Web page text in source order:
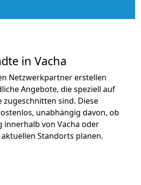
in Vacha
Netzwerkpartner erstellen
Angebote, die speziell auf
zugeschnitten sind. Diese
unabhängig davon, ob
innerhalb von Vacha oder
Standorts planen.